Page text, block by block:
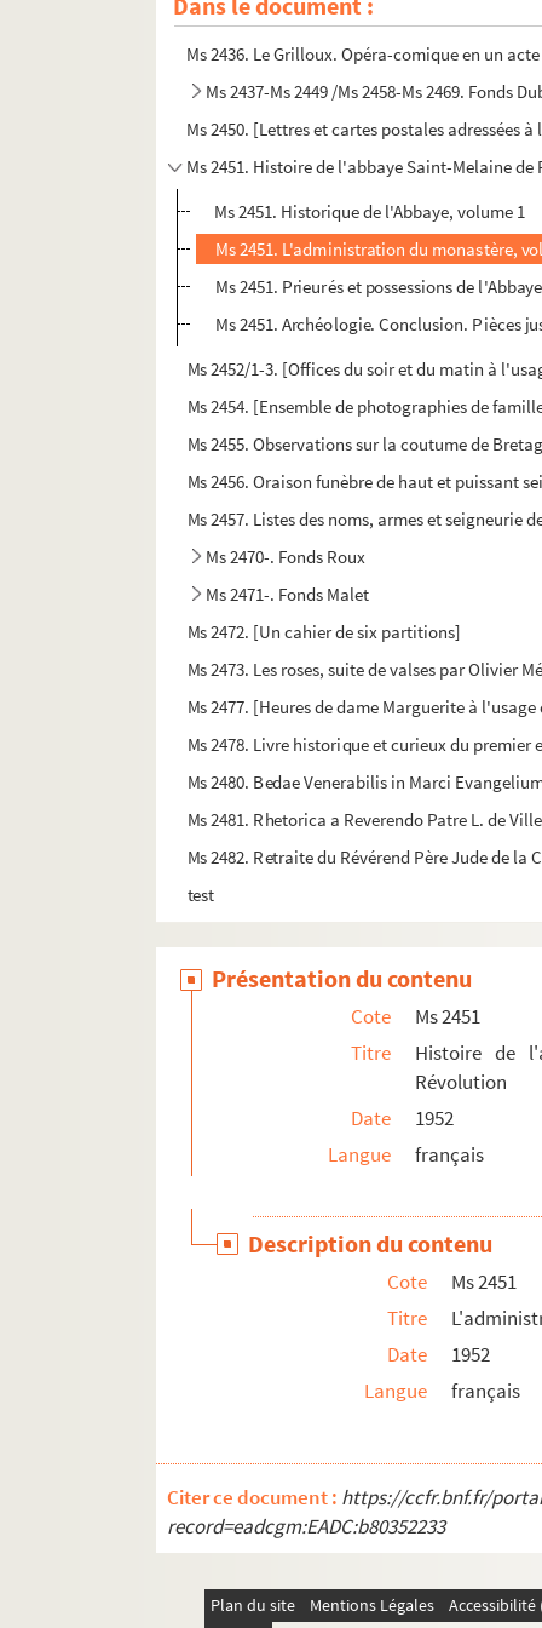
Ms 2431-2435. Fonds Etienne
Ms 2436. Le Grilloux. Opéra-comique en un acte
Ms 2437-Ms 2449 /Ms 2458-Ms 2469. Fonds
Ms 2450. [Lettres et cartes postales adressées
Ms 2451. Histoire de l'abbaye Saint-Melaine
Ms 2451. Historique de l'Abbaye, volume 1
Ms 2451. L'administration du monastère,
Ms 2451. Prieurés et possessions de
Ms 2451. Archéologie. Conclusion. Pièces
Ms 2452/1-3. [Offices du soir et du matin à
Ms 2454. [Ensemble de photographies de
Ms 2455. Observations sur la coutume de
Ms 2456. Oraison funèbre de haut et puissant
Ms 2457. Listes des noms, armes et
Ms 2470-. Fonds Roux
Ms 2471-. Fonds Malet
Ms 2472. [Un cahier de six partitions]
Ms 2473. Les roses, suite de valses par Olivier
Ms 2477. [Heures de dame Marguerite à
Ms 2478. Livre historique et curieux du
Ms 2480. Bedae Venerabilis in Marci
Ms 2481. Rhetorica a Reverendo Patre L. de
Ms 2482. Retraite du Révérend Père Jude de la
test
Présentation du contenu
Cote
Ms 2451
Titre
Histoire de
Révolution
Date
1952
Langue
français
Description du contenu
Cote
Ms 2451
Titre
Date
1952
Langue
français
Citer ce document : https://ccfr.bnf.fr/
record=eadcgm:EADC:b80352233
Plan du site Mentions Légales